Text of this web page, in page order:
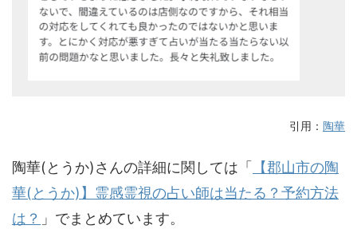
引用： 陶華
陶華(とうか)さんの詳細に関しては「
【郡山市の陶
華(とうか)】霊感霊視の占い師は当たる？予約方法
は？ 」でまとめています。